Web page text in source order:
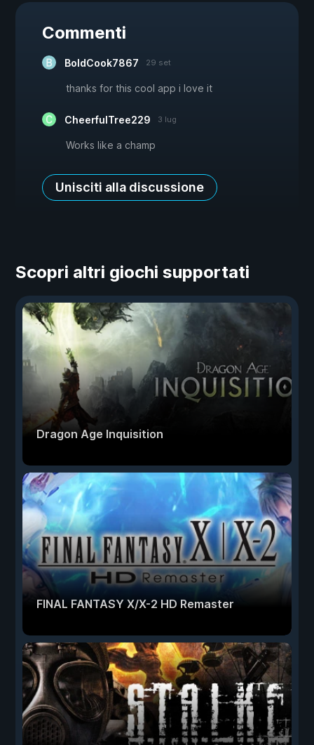
Commenti
BoldCook7867 29 set
thanks for this cool app i love it
CheerfulTree229 3 lug
Works like a champ
Unisciti alla discussione
Scopri altri giochi supportati
Dragon Age Inquisition
FINAL FANTASY X/X-2 HD Remaster